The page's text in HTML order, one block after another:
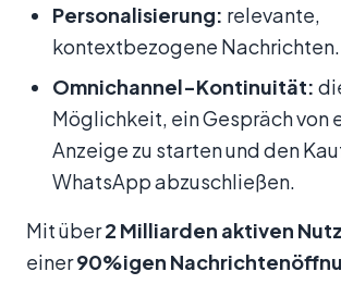
Personalisierung: relevante,
kontextbezogene Nachrichten.
Omnichannel-Kontinuität:
Möglichkeit, ein Gespräch von
Anzeige zu starten und den
WhatsApp abzuschließen.
Mit über2 Milliarden aktiven
einer90%igen